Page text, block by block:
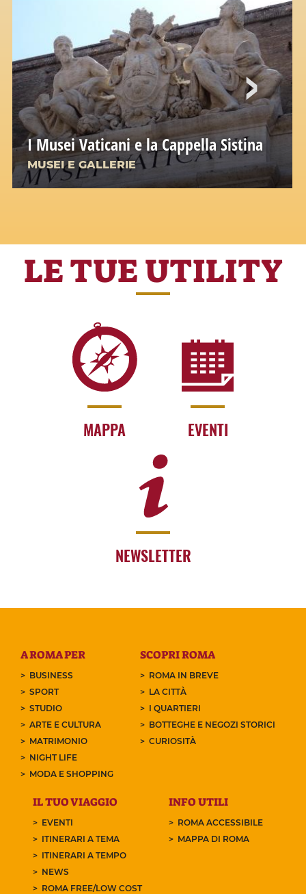
I Musei Vaticani e la Cappella Sistina
MUSEI E GALLERIE
LE TUE UTILITY
MAPPA EVENTI
NEWSLETTER
A ROMA PER
BUSINESS
SPORT
STUDIO
ARTE E CULTURA
MATRIMONIO
NIGHT LIFE
MODA E SHOPPING
SCOPRI ROMA
ROMA IN BREVE
LA CITTÀ
I QUARTIERI
BOTTEGHE E NEGOZI STORICI
CURIOSITÀ
IL TUO VIAGGIO
EVENTI
ITINERARI A TEMA
ITINERARI A TEMPO
NEWS
ROMA FREE/LOW COST
INFO UTILI
ROMA ACCESSIBILE
MAPPA DI ROMA